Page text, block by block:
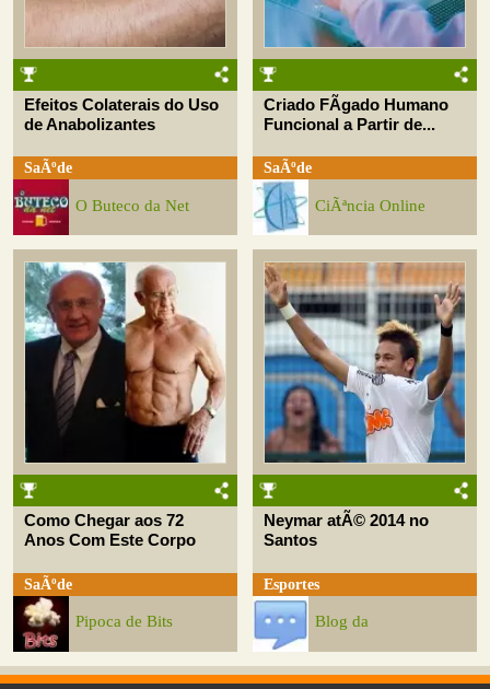
Efeitos Colaterais do Uso
de Anabolizantes
SaÃºde
O Buteco da Net
Criado FÃ­gado Humano
Funcional a Partir de...
SaÃºde
CiÃªncia Online
Como Chegar aos 72
Anos Com Este Corpo
SaÃºde
Pipoca de Bits
Neymar atÃ© 2014 no
Santos
Esportes
Blog da